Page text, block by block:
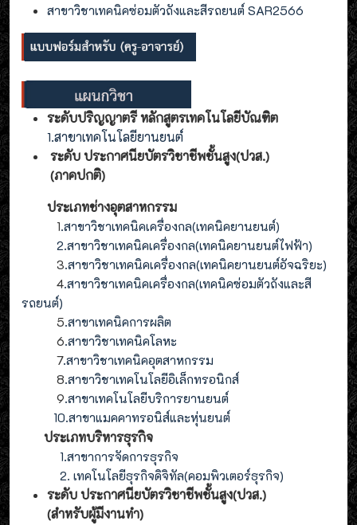
สาขาวิชาเทคนิคซ่อมตัวถังและสีรถยนต์ SAR2566
ระดับปริญญาตรี หลักสูตรเทคโนโลยีบัณฑิต
1.สาขาเทคโนโลยียานยนต์
ระดับ ประกาศนียบัตรวิชาชีพชั้นสูง(ปวส.)
(ภาคปกติ)
ประเภทช่างอุตสาหกรรม
1.สาขาวิชาเทคนิคเครื่องกล(เทคนิคยานยนต์)
2.สาขาวิชาเทคนิคเครื่องกล(เทคนิคยานยนต์ไฟฟ้า)
3.สาขาวิชาเทคนิคเครื่องกล(เทคนิคยานยนต์อัจฉริยะ)
4.สาขาวิชาเทคนิคเครื่องกล(เทคนิคซ่อมตัวถังและสี
รถยนต์)
5.สาขาเทคนิคการผลิต
6.สาขาวิชาเทคนิคโลหะ
7.สาขาวิชาเทคนิคอุตสาหกรรม
8.สาขาวิชาเทคโนโลยีอิเล็กทรอนิกส์
9.สาขาเทคโนโลยีบริการยานยนต์
10.สาขาแมคคาทรอนิส์และหุ่นยนต์
ประเภทบริหารธุรกิจ
1.สาขาการจัดการธุรกิจ
2. เทคโนโลยีธุรกิจดิจิทัล(คอมพิวเตอร์ธุรกิจ)
ระดับ ประกาศนียบัตรวิชาชีพชั้นสูง(ปวส.)
(สำหรับผู้มีงานทำ)